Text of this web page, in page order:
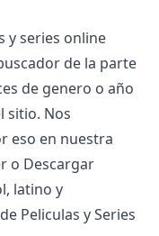
y series online
de la parte
de genero o año
sitio. Nos
eso en nuestra
o Descargar
latino y
Peliculas y Series